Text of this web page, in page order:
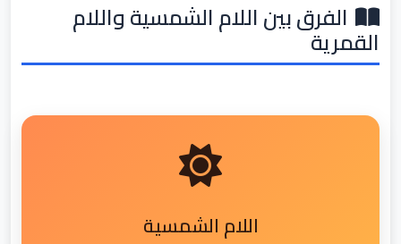
الفرق بين اللام الشمسية واللام
القمرية
اللام الشمسية